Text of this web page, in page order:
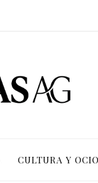
CULTURA Y OCIO